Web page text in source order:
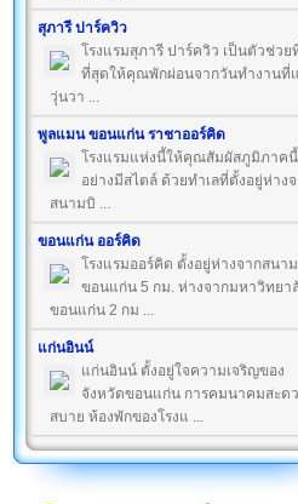
สุภารี ปาร์ควิว
โรงแรมสุภารี ปาร์ควิว เป็นตัวช่วย
ที่สุดให้คุณพักผ่อนจากวันทำงานที่
วุ่นวา ...
พูลแมน ขอนแก่น ราชาออร์คิด
โรงแรมแห่งนี้ให้คุณสัมผัสภูมิภาคนี้
อย่างมีสไตล์ ด้วยทำเลที่ตั้งอยู่ห่าง
สนามบิ ...
ขอนแก่น ออร์คิด
โรงแรมออร์คิด ตั้งอยู่ห่างจากสนา
ขอนแก่น 5 กม. ห่างจากมหาวิทยา
ขอนแก่น 2 กม ...
แก่นอินน์
แก่นอินน์ ตั้งอยู่ใจความเจริญของ
จังหวัดขอนแก่น การคมนาคมสะด
สบาย ห้องพักของโรงแ ...